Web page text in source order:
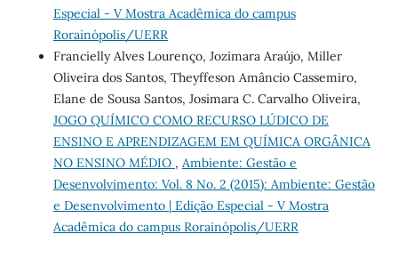
Especial - V Mostra Acadêmica do campus
Rorainópolis/UERR
Francielly Alves Lourenço, Jozimara Araújo, Miller
Oliveira dos Santos, Theyffeson Amâncio Cassemiro,
Elane de Sousa Santos, Josimara C. Carvalho Oliveira,
JOGO QUÍMICO COMO RECURSO LÚDICO DE
ENSINO E APRENDIZAGEM EM QUÍMICA ORGÂNICA
NO ENSINO MÉDIO , Ambiente: Gestão e
Desenvolvimento: Vol. 8 No. 2 (2015): Ambiente: Gestão
e Desenvolvimento | Edição Especial - V Mostra
Acadêmica do campus Rorainópolis/UERR